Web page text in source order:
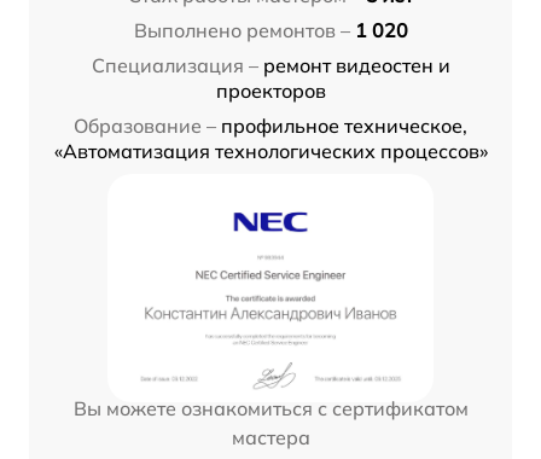
Выполнено ремонтов – 1 020
Специализация – ремонт видеостен и
проекторов
Образование – профильное техническое,
«Автоматизация технологических процессов»
Вы можете ознакомиться с сертификатом
мастера